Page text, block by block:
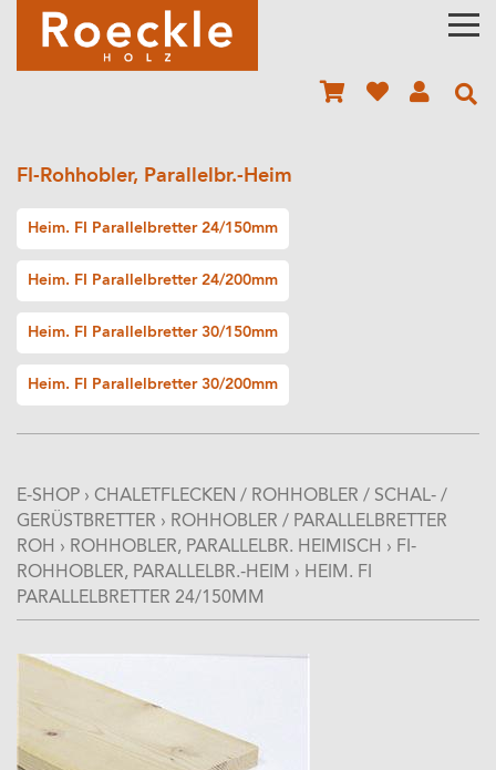
FI-Rohhobler, Parallelbr.-Heim
Heim. FI Parallelbretter 24/150mm
Heim. FI Parallelbretter 24/200mm
Heim. FI Parallelbretter 30/150mm
Heim. FI Parallelbretter 30/200mm
E-SHOP › CHALETFLECKEN / ROHHOBLER / SCHAL- /
GERÜSTBRETTER › ROHHOBLER / PARALLELBRETTER
ROH › ROHHOBLER, PARALLELBR. HEIMISCH › FI-
ROHHOBLER, PARALLELBR.-HEIM › HEIM. FI
PARALLELBRETTER 24/150MM